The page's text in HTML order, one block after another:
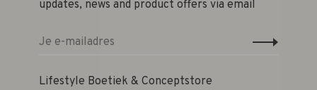
updates, news and product offers via email
Lifestyle Boetiek & Conceptstore